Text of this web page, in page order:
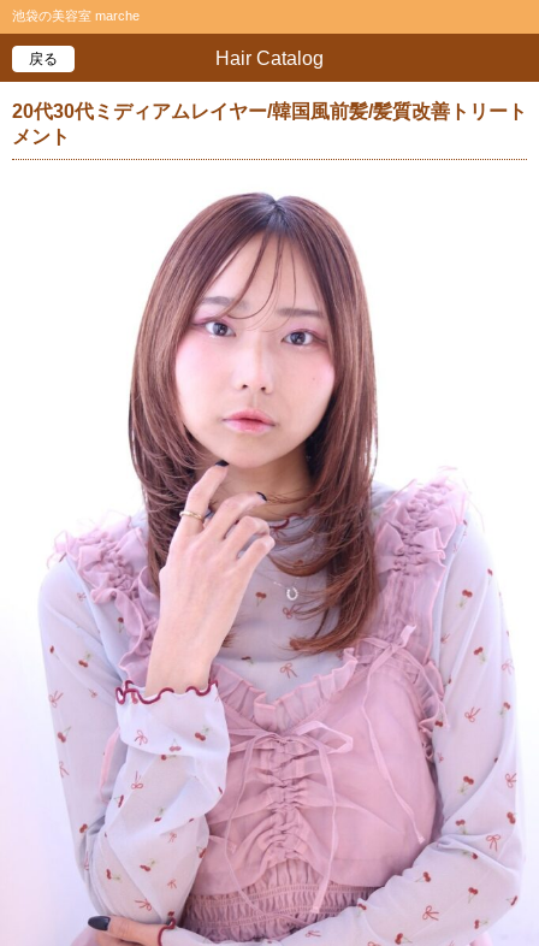
池袋の美容室 marche
Hair Catalog
戻る
20代30代ミディアムレイヤー/韓国風前髪/髪質改善トリート
メント